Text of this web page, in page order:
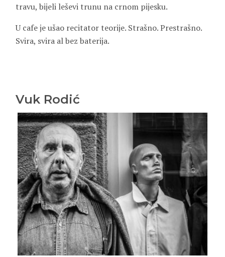
travu, bijeli leševi trunu na crnom pijesku.
U cafe je ušao recitator teorije. Strašno. Prestrašno.
Svira, svira al bez baterija.
Vuk Rodić